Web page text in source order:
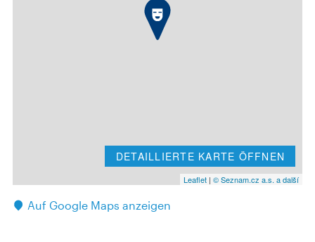
DETAILLIERTE KARTE ÖFFNEN
Leaflet | © Seznam.cz a.s. a další
Auf Google Maps anzeigen